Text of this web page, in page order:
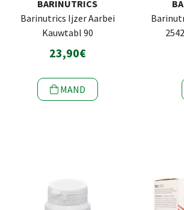
BARINUTRICS
Barinutrics Ijzer Aarbei
Kauwtabl 90
23,90€
MAND